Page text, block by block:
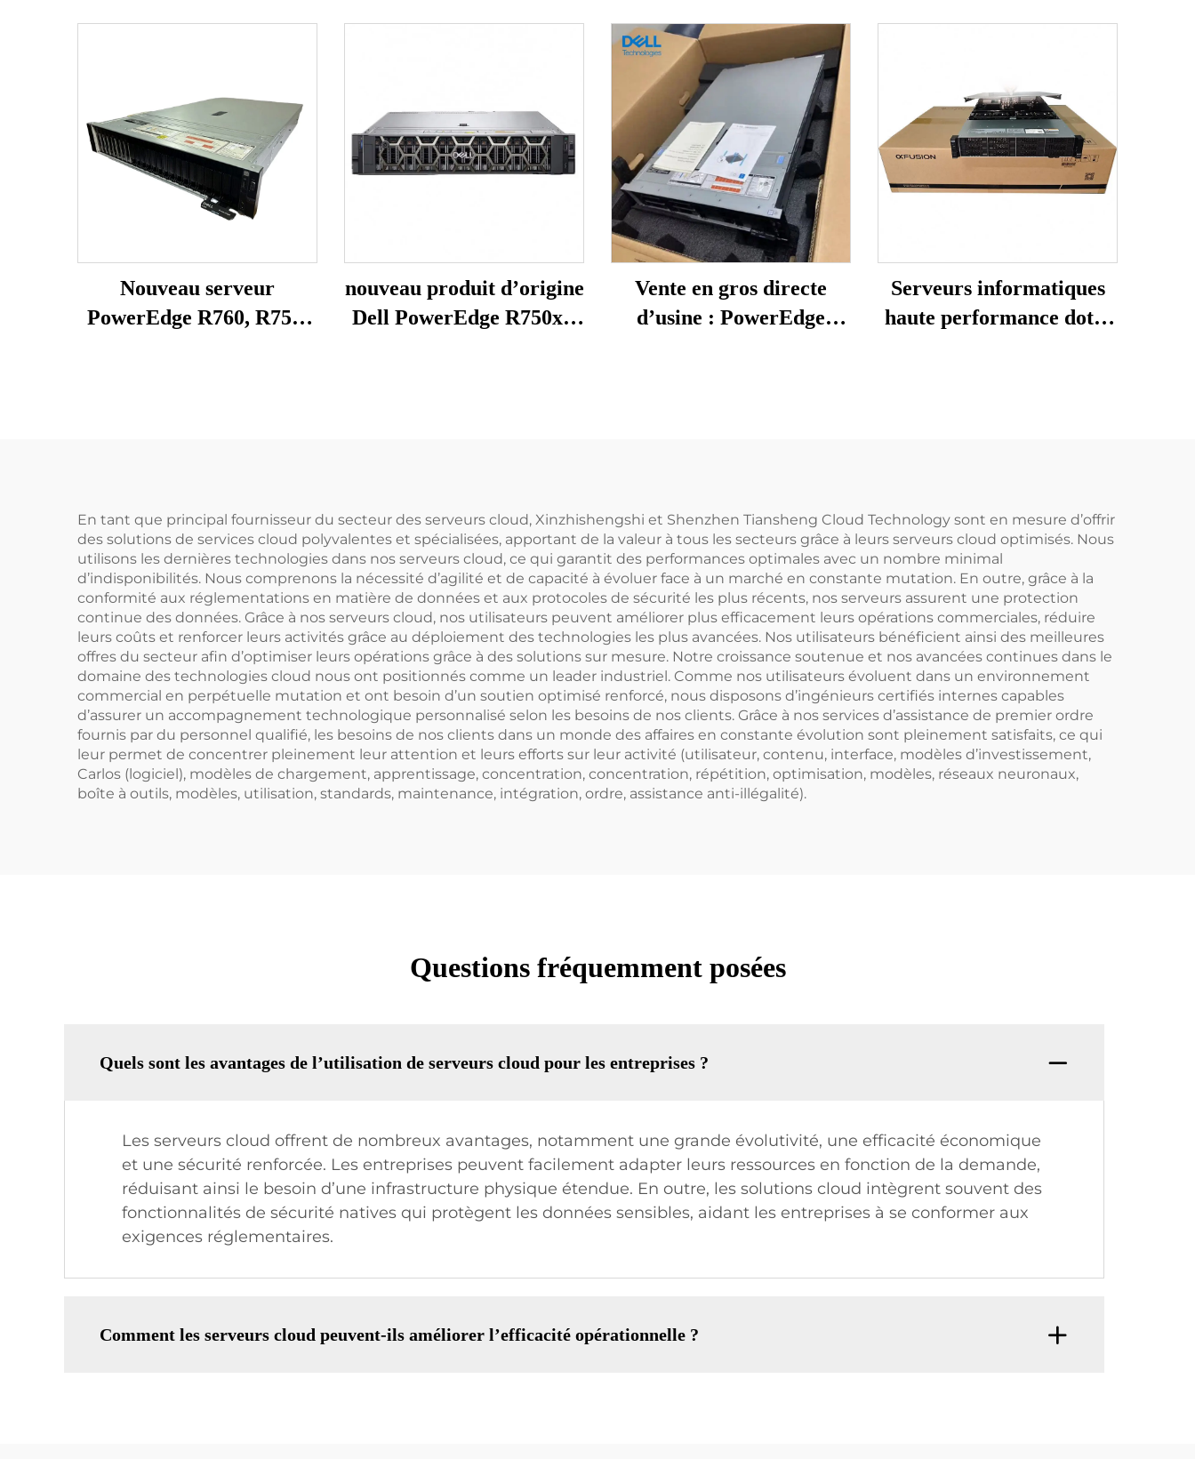
Nouveau serveur
PowerEdge R760, R750,
nouveau produit d’origine
Dell PowerEdge R750xs,
Vente en gros directe
d’usine : PowerEdge
Serveurs informatiques
haute performance dotés
mémoire RAM,
performances élevées en
résolution 4K, prix
avantageux
En tant que principal fournisseur du secteur des serveurs cloud, Xinzhishengshi et Shenzhen Tiansheng Cloud Technology sont en mesure d’offrir
des solutions de services cloud polyvalentes et spécialisées, apportant de la valeur à tous les secteurs grâce à leurs serveurs cloud optimisés. Nous
utilisons les dernières technologies dans nos serveurs cloud, ce qui garantit des performances optimales avec un nombre minimal
d’indisponibilités. Nous comprenons la nécessité d’agilité et de capacité à évoluer face à un marché en constante mutation. En outre, grâce à la
conformité aux réglementations en matière de données et aux protocoles de sécurité les plus récents, nos serveurs assurent une protection
continue des données. Grâce à nos serveurs cloud, nos utilisateurs peuvent améliorer plus efficacement leurs opérations commerciales, réduire
leurs coûts et renforcer leurs activités grâce au déploiement des technologies les plus avancées. Nos utilisateurs bénéficient ainsi des meilleures
offres du secteur afin d’optimiser leurs opérations grâce à des solutions sur mesure. Notre croissance soutenue et nos avancées continues dans le
domaine des technologies cloud nous ont positionnés comme un leader industriel. Comme nos utilisateurs évoluent dans un environnement
commercial en perpétuelle mutation et ont besoin d’un soutien optimisé renforcé, nous disposons d’ingénieurs certifiés internes capables
d’assurer un accompagnement technologique personnalisé selon les besoins de nos clients. Grâce à nos services d’assistance de premier ordre
fournis par du personnel qualifié, les besoins de nos clients dans un monde des affaires en constante évolution sont pleinement satisfaits, ce qui
leur permet de concentrer pleinement leur attention et leurs efforts sur leur activité (utilisateur, contenu, interface, modèles d’investissement,
Carlos (logiciel), modèles de chargement, apprentissage, concentration, concentration, répétition, optimisation, modèles, réseaux neuronaux,
boîte à outils, modèles, utilisation, standards, maintenance, intégration, ordre, assistance anti-illégalité).
Questions fréquemment posées
Quels sont les avantages de l’utilisation de serveurs cloud pour les entreprises ?
Les serveurs cloud offrent de nombreux avantages, notamment une grande évolutivité, une efficacité économique
et une sécurité renforcée. Les entreprises peuvent facilement adapter leurs ressources en fonction de la demande,
réduisant ainsi le besoin d’une infrastructure physique étendue. En outre, les solutions cloud intègrent souvent des
fonctionnalités de sécurité natives qui protègent les données sensibles, aidant les entreprises à se conformer aux
exigences réglementaires.
Comment les serveurs cloud peuvent-ils améliorer l’efficacité opérationnelle ?